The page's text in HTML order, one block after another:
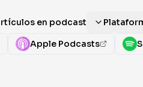
en podcast
Apple Podcasts